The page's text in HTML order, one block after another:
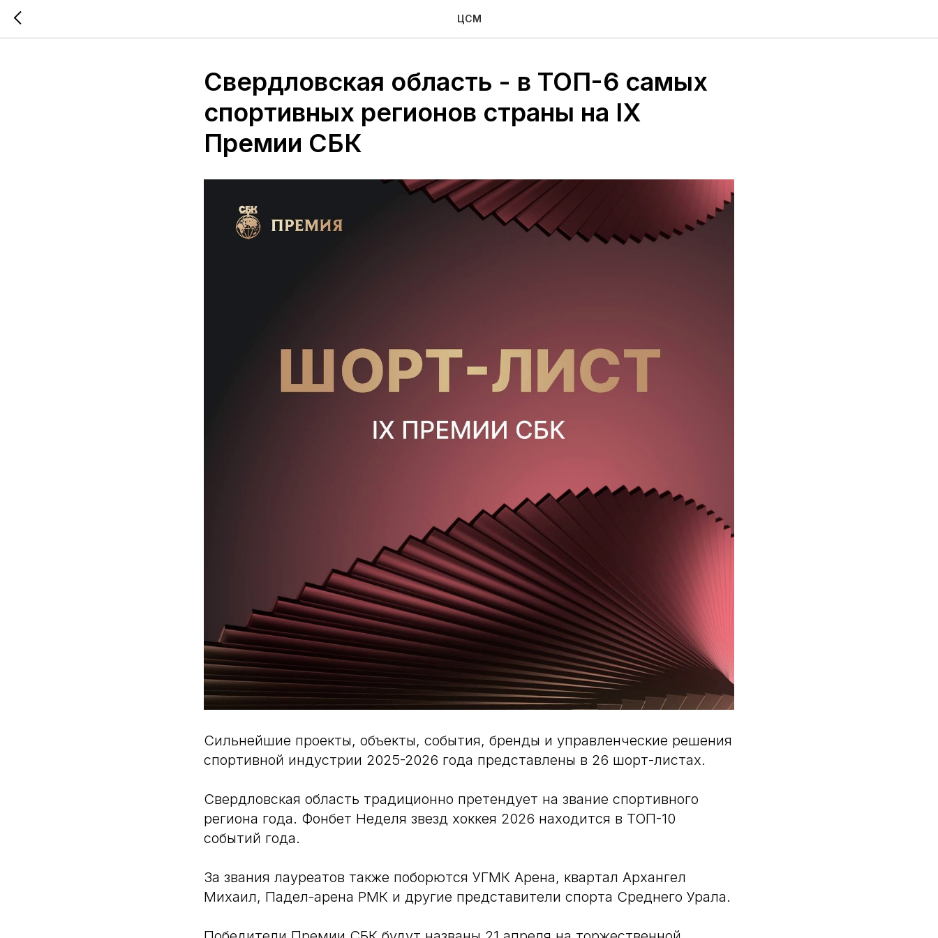
ЦСМ
Свердловская область - в ТОП-6 самых
спортивных регионов страны на IX
Премии СБК
Сильнейшие проекты, объекты, события, бренды и управленческие решения
спортивной индустрии 2025-2026 года представлены в 26 шорт-листах.
Свердловская область традиционно претендует на звание спортивного
региона года. Фонбет Неделя звезд хоккея 2026 находится в ТОП-10
событий года.
За звания лауреатов также поборются УГМК Арена, квартал Архангел
Михаил, Падел-арена РМК и другие представители спорта Среднего Урала.